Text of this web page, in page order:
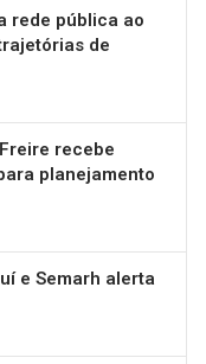
rede pública ao
de
recebe
planejamento
e Semarh alerta